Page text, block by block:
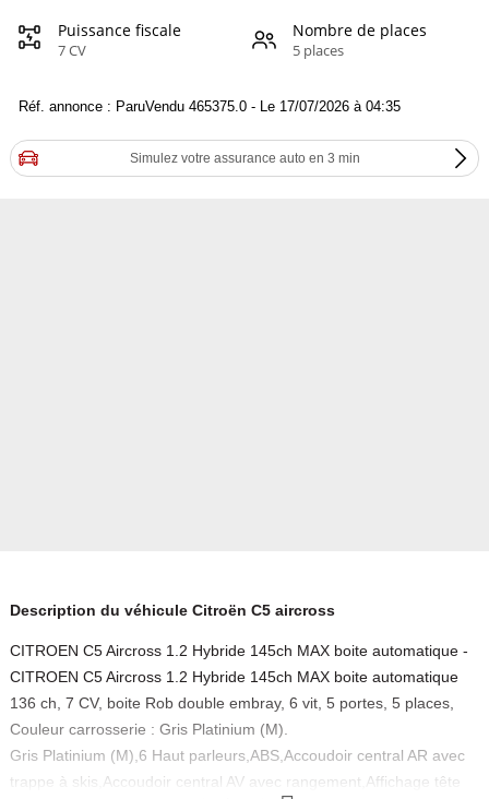
Puissance fiscale
7 CV
Nombre de places
5 places
Réf. annonce : ParuVendu 465375.0 - Le 17/07/2026 à 04:35
Simulez votre assurance auto en 3 min
Description du véhicule Citroën C5 aircross
CITROEN C5 Aircross 1.2 Hybride 145ch MAX boite automatique -
CITROEN C5 Aircross 1.2 Hybride 145ch MAX boite automatique
136 ch, 7 CV, boite Rob double embray, 6 vit, 5 portes, 5 places,
Couleur carrosserie : Gris Platinium (M).
Gris Platinium (M),6 Haut parleurs,ABS,Accoudoir central AR avec
trappe à skis,Accoudoir central AV avec rangement,Affichage tête